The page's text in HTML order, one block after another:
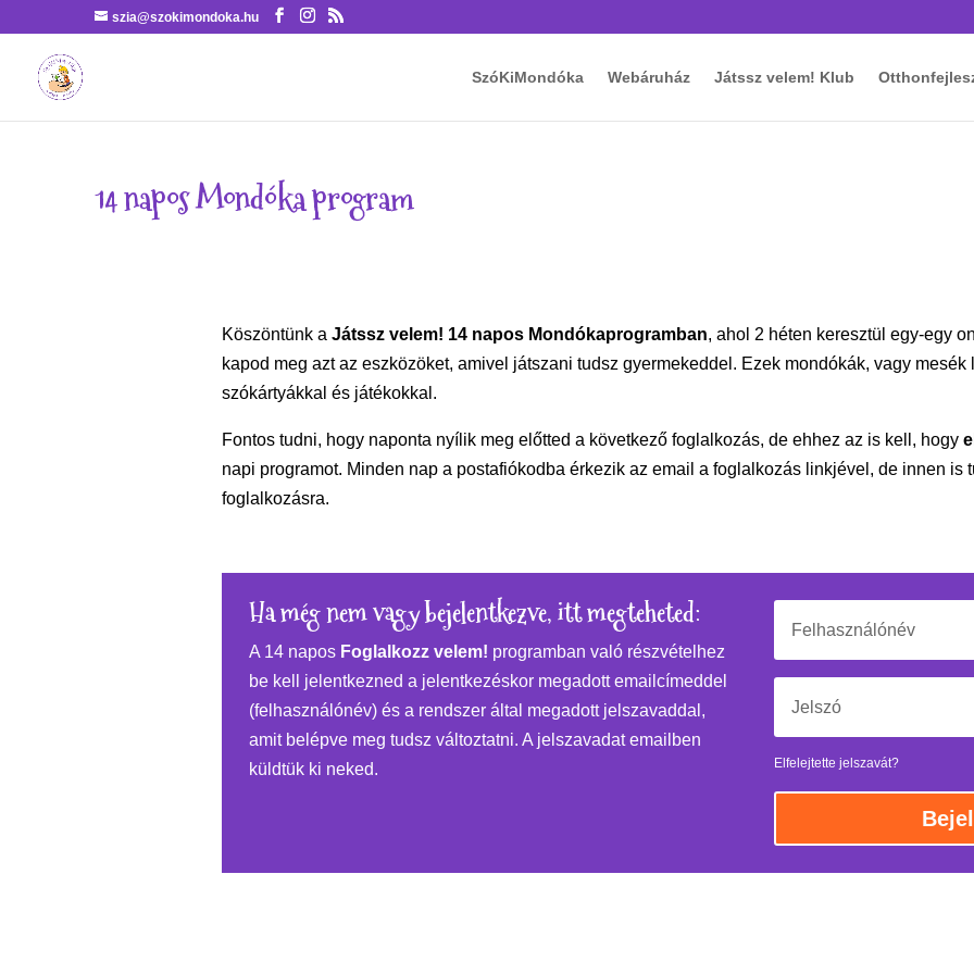
szia@szokimondoka.hu
SzóKiMondóka Webáruház Játssz velem! Klub
14 napos Mondóka program
Köszöntünk a Játssz velem! 14 napos Mondókaprogramban, ahol 2 héten keresztül egy-egy
kapod meg azt az eszközöket, amivel játszani tudsz gyermekeddel. Ezek mondókák, vagy
szókártyákkal és játékokkal.
Fontos tudni, hogy naponta nyílik meg előtted a következő foglalkozás, de ehhez az is kell, hogy
napi programot. Minden nap a postafiókodba érkezik az email a foglalkozás linkjével, de innen is
foglalkozásra.
Ha még nem vagy bejelentkezve, itt megteheted:
A 14 napos Foglalkozz velem! programban való részvételhez
be kell jelentkezned a jelentkezéskor megadott emailcímeddel
(felhasználónév) és a rendszer által megadott jelszavaddal,
amit belépve meg tudsz változtatni. A jelszavadat emailben
küldtük ki neked.
Elfelejtette jelszavát?